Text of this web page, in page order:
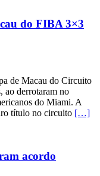
do FIBA 3×3
de Macau do Circuito
ao derrotaram no
do Miami. A
título no circuito […]
acordo